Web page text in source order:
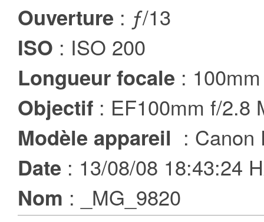
Ouverture : ƒ/13
ISO : ISO 200
Longueur focale : 100mm
Objectif : EF100mm f/2.8
Modèle appareil : Canon
Date : 13/08/08 18:43:24
Nom : _MG_9820